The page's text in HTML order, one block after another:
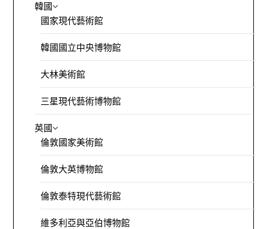
韓國
國家現代藝術館
韓國國立中央博物館
大林美術館
三星現代藝術博物館
英國
倫敦國家美術館
倫敦大英博物館
倫敦泰特現代藝術館
維多利亞與亞伯博物館